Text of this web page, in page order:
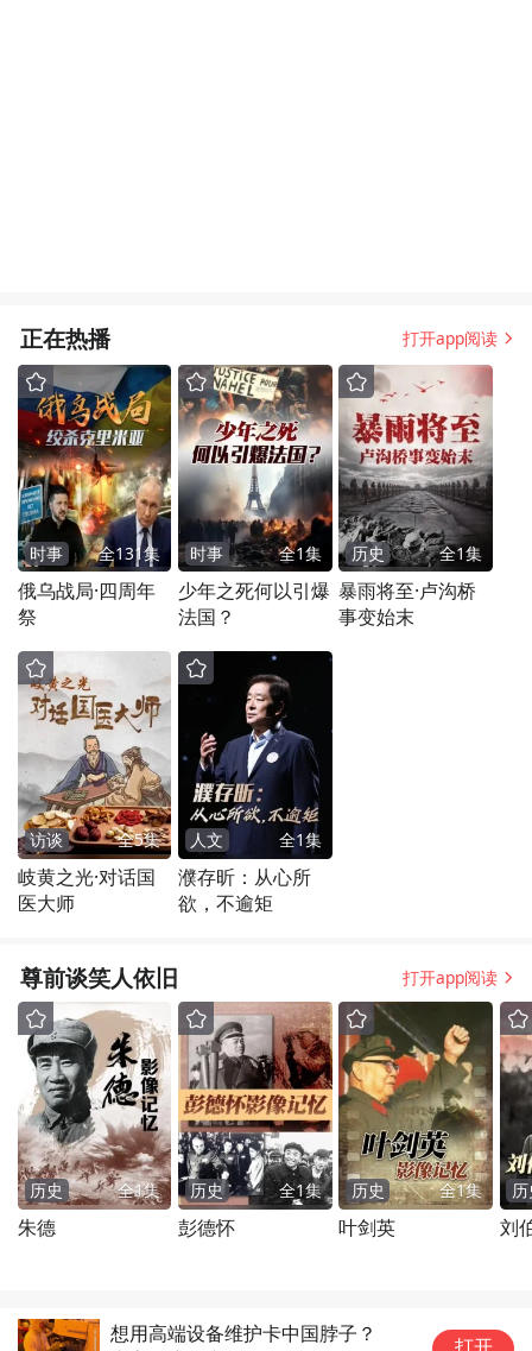
正在热播 打开app阅读
时事 全131集
俄乌战局·四周年
祭
时事 全1集
少年之死何以引爆
法国？
历史 全1集
暴雨将至·卢沟桥
事变始末
访谈 全5集
岐黄之光·对话国
医大师
人文 全1集
濮存昕：从心所
欲，不逾矩
尊前谈笑人依旧 打开app阅读
历史 全1集
朱德
历史 全1集
彭德怀
历史 全1集
叶剑英 刘
想用高端设备维护卡中国脖子？